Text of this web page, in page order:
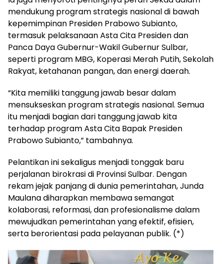
mendukung program strategis nasional di bawah
kepemimpinan Presiden Prabowo Subianto,
termasuk pelaksanaan Asta Cita Presiden dan
Panca Daya Gubernur-Wakil Gubernur Sulbar,
seperti program MBG, Koperasi Merah Putih, Sekolah
Rakyat, ketahanan pangan, dan energi daerah.
“Kita memiliki tanggung jawab besar dalam
mensukseskan program strategis nasional. Semua
itu menjadi bagian dari tanggung jawab kita
terhadap program Asta Cita Bapak Presiden
Prabowo Subianto,” tambahnya.
Pelantikan ini sekaligus menjadi tonggak baru
perjalanan birokrasi di Provinsi Sulbar. Dengan
rekam jejak panjang di dunia pemerintahan, Junda
Maulana diharapkan membawa semangat
kolaborasi, reformasi, dan profesionalisme dalam
mewujudkan pemerintahan yang efektif, efisien,
serta berorientasi pada pelayanan publik. (*)